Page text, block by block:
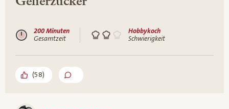
200 Minuten
Gesamtzeit
Hobbykoch
Schwierigkeit
(58)